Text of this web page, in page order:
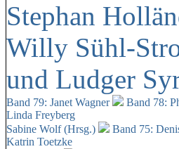
Stephan
Willy Sühl-
und Ludger
Band 79: Janet Wagner Band 78:
Linda Freyberg
Sabine Wolf (Hrsg.)
Band 75:
Katrin Toetzke